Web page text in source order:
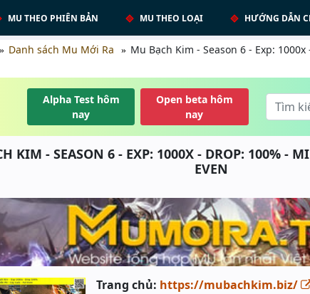
MU THEO PHIÊN BẢN MU THEO LOẠI HƯỚNG DẪN
Danh sách Mu Mới Ra
Mu Bạch Kim - Season 6 - Exp:
Alpha Test hôm
nay
Open beta hôm
nay
KIM - SEASON 6 - EXP: 1000X - DROP: 100% -
EVEN
Trang chủ: https://mubachkim.biz/